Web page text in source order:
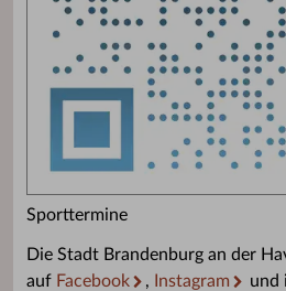
Sporttermine
Die Stadt Brandenburg an der
auf Facebook , Instagram und